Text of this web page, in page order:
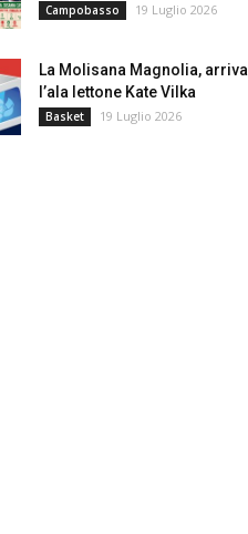
Campobasso 19 Luglio 2026
La Molisana Magnolia, arriva
l’ala lettone Kate Vilka
Basket 19 Luglio 2026